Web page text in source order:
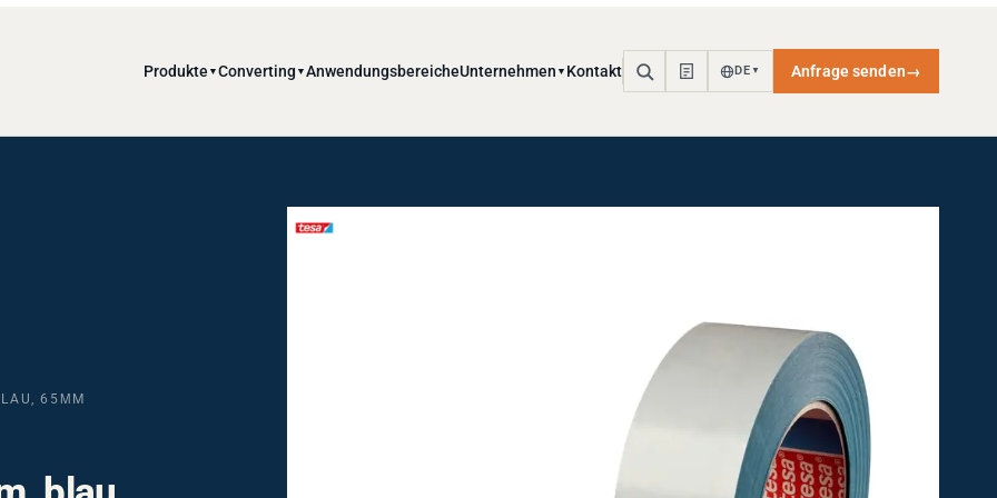
Produkte Converting AnwendungsbereicheUnternehmen Kontakt DE Anfrage senden
65ΜM
blau,